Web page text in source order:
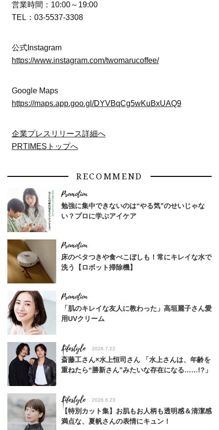
営業時間：10:00～19:00
TEL：03-5537-3308
公式Instagram
https://www.instagram.com/twomarucoffee/
Google Maps
https://maps.app.goo.gl/DYVBqCg5wKuBxUAQ9
企業プレスリリース詳細へ
PRTIMESトップへ
RECOMMEND
勉強に集中できないのは“やる気”のせいじゃな
い？プロに学ぶアイケア
床のベタつきや食べこぼしも！常にキレイな水で
洗う【ロボット掃除機】
「肌のキレイな友人に教わった」高垣麗子さん愛
用UVクリーム
Lifestyle 2026.7.22
斎藤工さん×水上恒司さん 「水上さんは、年齢を
重ねたら“勝新さん”みたいな存在になる……!?」
Lifestyle 2026.6.23
【特別カット集】お肌もお人柄も透明感＆清潔感
満点な、夏帆さんの表情にキュン！